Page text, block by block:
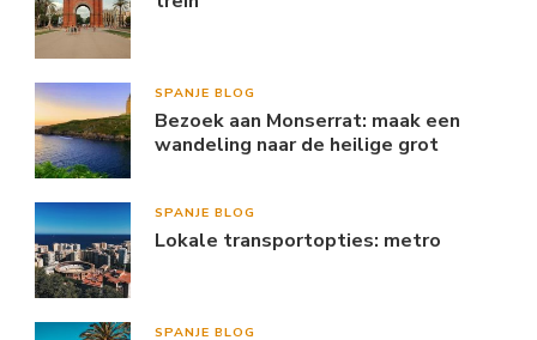
SPANJE BLOG
Bezoek aan Monserrat: maak een
wandeling naar de heilige grot
SPANJE BLOG
Lokale transportopties: metro
SPANJE BLOG